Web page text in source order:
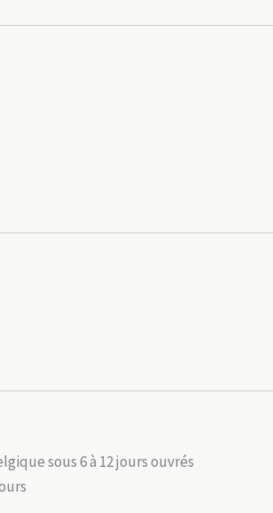
sous 6 à 12 jours ouvrés